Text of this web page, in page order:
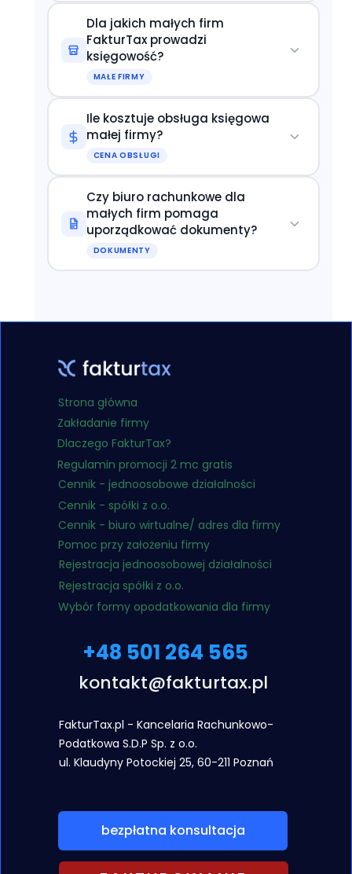
Rejestracja jednoosobowej działalności
Cennik - biuro wirtualne/ adres dla firmy
Cennik - spółki z o.o.
Cennik - jednoosobowe działalności
Dlaczego FakturTax?
Zakładanie firmy
Regulamin promocji 2 mc gratis
Strona główna
Wybór formy opodatkowania dla firmy
Rejestracja spółki z o.o.
Pomoc przy założeniu firmy
FakturTax.pl - Kancelaria Rachunkowo-
Podatkowa S.D.P Sp. z o.o.
ul. Klaudyny Potockiej 25, 60-211 Poznań
+48 501 264 565
kontakt@fakturtax.pl
bezpłatna konsultacja
Dla jakich małych firm
FakturTax prowadzi
księgowość?
MAŁE FIRMY
Ile kosztuje obsługa księgowa
małej firmy?
CENA OBSŁUGI
Czy biuro rachunkowe dla
małych firm pomaga
uporządkować dokumenty?
DOKUMENTY